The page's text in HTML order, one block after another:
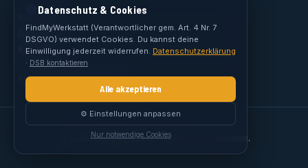
Impressum
Datenschutz
Kontakt
support@findmywerkstatt.at
© 2026 FindMyWerkstatt. Alle Rechte vorbehalten.
🍪 Datenschutz & Cookies
FindMyWerkstatt (Verantwortlicher gem. Art. 4 Nr. 7
DSGVO) verwendet Cookies. Du kannst deine
Einwilligung jederzeit widerrufen. Datenschutzerklärung
· DSB kontaktieren
Alle akzeptieren
⚙️ Einstellungen anpassen
Nur notwendige Cookies